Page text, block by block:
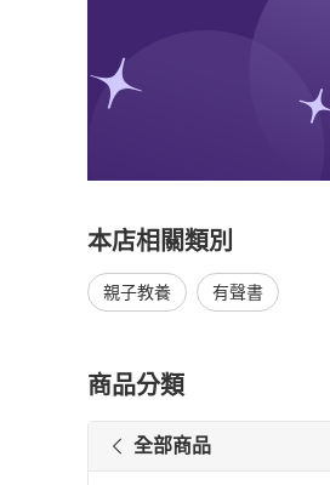
本店相關類別
親子教養 有聲書
商品分類
全部商品